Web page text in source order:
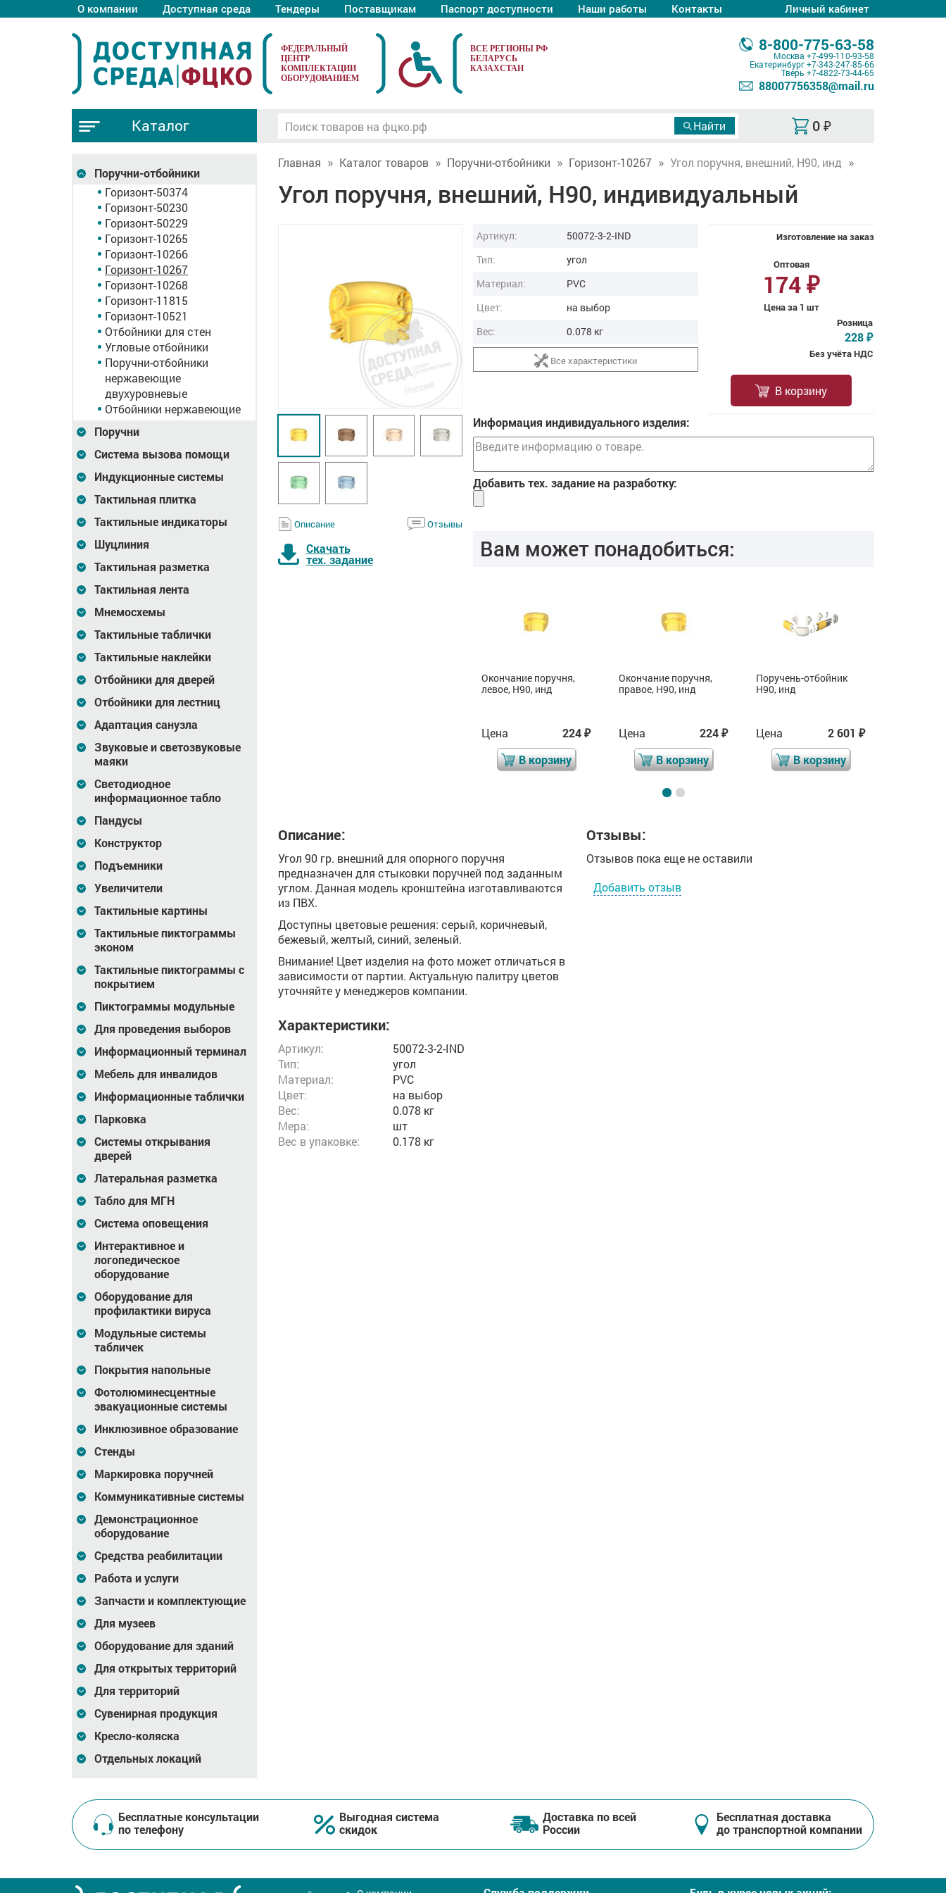
О компании Доступная среда Тендеры Поставщикам Паспорт доступности Наши работы Контакты Личный кабинет
ФЕДЕРАЛЬНЫЙ
ЦЕНТР
КОМПЛЕКТАЦИИ
ОБОРУДОВАНИЕМ
8-800-775-63-58
Москва +7-499-110-93-58
Екатеринбург+7-343-247-85-66
Тверь +7-4822-73-44-65
88007756358@mail.ru
0 ₽
Каталог
Поручни-отбойники
Горизонт-50374
Горизонт-50230
Горизонт-50229
Горизонт-10265
Горизонт-10266
Горизонт-10267
Горизонт-10268
Горизонт-11815
Горизонт-10521
Отбойники для стен
Угловые отбойники
Поручни-отбойники
нержавеющие
двухуровневые
Отбойники нержавеющие
Поручни
Система вызова помощи
Индукционные системы
Тактильная плитка
Тактильные индикаторы
Шуцлиния
Тактильная разметка
Тактильная лента
Мнемосхемы
Тактильные таблички
Тактильные наклейки
Отбойники для дверей
Отбойники для лестниц
Адаптация санузла
Звуковые и светозвуковые
маяки
Светодиодное
информационное табло
Пандусы
Конструктор
Подъемники
Увеличители
Тактильные картины
Тактильные пиктограммы
эконом
Тактильные пиктограммы с
покрытием
Пиктограммы модульные
Для проведения выборов
Информационный терминал
Мебель для инвалидов
Информационные таблички
Парковка
Системы открывания
дверей
Латеральная разметка
Табло для МГН
Система оповещения
Интерактивное и
логопедическое
оборудование
Оборудование для
профилактики вируса
Модульные системы
табличек
Покрытия напольные
Фотолюминесцентные
эвакуационные системы
Инклюзивное образование
Стенды
Маркировка поручней
Коммуникативные системы
Демонстрационное
оборудование
Средства реабилитации
Работа и услуги
Запчасти и комплектующие
Для музеев
Оборудование для зданий
Для открытых территорий
Для территорий
Сувенирная продукция
Кресло-коляска
Отдельных локаций
Главная Каталог товаров Поручни-отбойники Горизонт-10267 Угол поручня, внешний, H90, инд
Угол поручня, внешний, H90, индивидуальный
Описание Отзывы
Скачать
тех. задание
Изготовление на заказ
Оптовая
174 ₽
Цена за 1 шт
Розница
228 ₽
Без учёта НДС
В корзину
Артикул:
50072-3-2-IND
Тип:
угол
Материал:
PVC
Цвет:
на выбор
Вес:
0.078 кг
Все характеристики
Информация индивидуального изделия:
Добавить тех. задание на разработку:
Вам может понадобиться:
Окончание поручня,
Цена 224₽
В корзину
Поручень-отбойник
Окончание поручня,
левое, H90, инд
Цена 224₽
В корзину
Окончание поручня,
правое, H90, инд
Цена 224₽
В корзину
Поручень-отбойник
H90, инд
Цена 2 601₽
В корзину
Описание:
Угол 90 гр. внешний для опорного поручня
предназначен для стыковки поручней под заданным
углом. Данная модель кронштейна изготавливаются
из ПВХ.
Доступны цветовые решения: серый, коричневый,
бежевый, желтый, синий, зеленый.
Внимание! Цвет изделия на фото может отличаться в
зависимости от партии. Актуальную палитру цветов
уточняйте у менеджеров компании.
Характеристики:
Артикул:
50072-3-2-IND
Тип:
угол
Материал:
PVC
Цвет:
на выбор
Вес:
0.078 кг
Мера:
шт
Вес в упаковке:
0.178 кг
Отзывы:
Отзывов пока еще не оставили
Добавить отзыв
Бесплатные консультации
по телефону
Выгодная система
скидок
Доставка по всей
России
Бесплатная доставка
до транспортной компании